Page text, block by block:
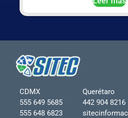
CDMX
555 649 5685
555 648 6823
Querétaro
442 904 8216